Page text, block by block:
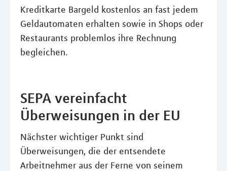
Kreditkarte Bargeld kostenlos an fast jedem
Geldautomaten erhalten sowie in Shops oder
Restaurants problemlos ihre Rechnung
begleichen.
SEPA vereinfacht
Überweisungen in der EU
Nächster wichtiger Punkt sind
Überweisungen, die der entsendete
Arbeitnehmer aus der Ferne von seinem